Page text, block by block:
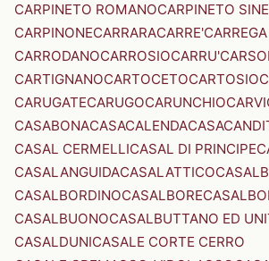
CARPINETO ROMANOCARPINETO
CARPINONECARRARACARRE'
CARRODANOCARROSIOCARRU'
CARTIGNANOCARTOCETOCARTOSIO
CARUGATECARUGOCARUNCHIO
CASABONACASACALENDA
CASAL CERMELLICASAL DI PRINCIPE
CASALANGUIDACASALATTICO
CASALBORDINOCASALBORE
CASALBUONOCASALBUTTANO ED
CASALDUNICASALE CORTE CERRO